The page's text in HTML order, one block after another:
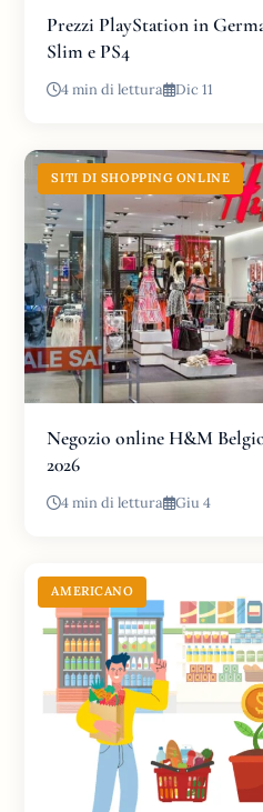
Prezzi PlayStation in
Slim e PS4
4 min di lettura Dic 11
SITI DI SHOPPING ONLINE
Negozio online H&M
2026
4 min di lettura Giu 4
AMERICANO